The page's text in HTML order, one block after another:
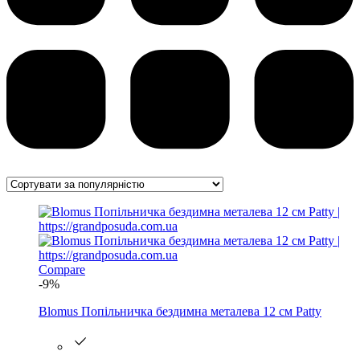
Compare
-9%
Blomus Попільничка бездимна металева 12 см Patty